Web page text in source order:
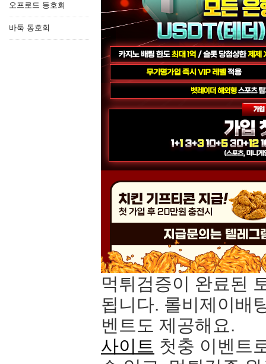
오프로드 동호회
바둑 동호회
먹튀검증이 완료된
됩니다. 롤비제이배
벤트도 제공해요.
사이트 첫충 이벤트